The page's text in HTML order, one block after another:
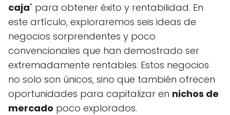
caja" para obtener éxito y rentabilidad. En
este artículo, exploraremos seis ideas de
negocios sorprendentes y poco
convencionales que han demostrado ser
extremadamente rentables. Estos negocios
no solo son únicos, sino que también ofrecen
oportunidades para capitalizar en nichos de
mercado poco explorados.